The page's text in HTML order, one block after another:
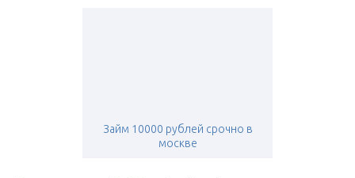
Займ 10000 рублей срочно в
москве